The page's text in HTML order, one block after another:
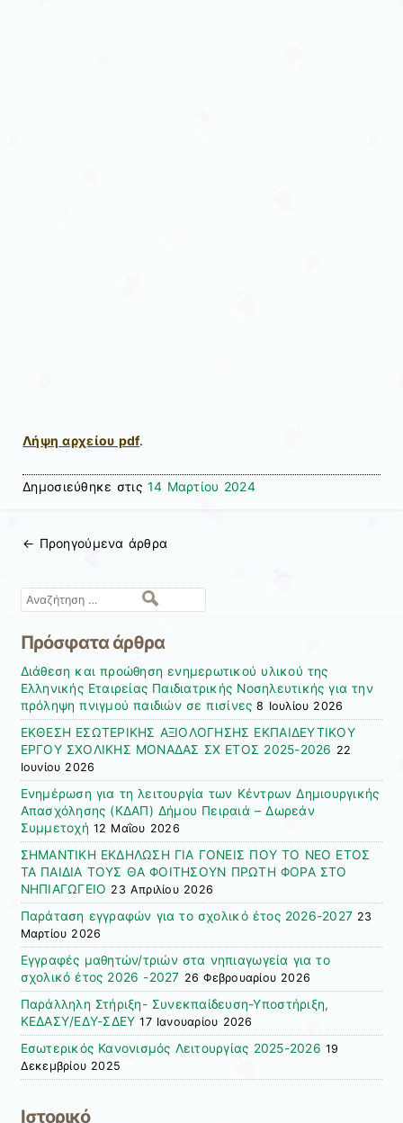
Λήψη αρχείου pdf.
Δημοσιεύθηκε στις 14 Μαρτίου 2024
Πλοήγηση άρθρων
← Προηγούμενα άρθρα
Αναζήτηση
Πρόσφατα άρθρα
Διάθεση και προώθηση ενημερωτικού υλικού της
Ελληνικής Εταιρείας Παιδιατρικής Νοσηλευτικής για την
πρόληψη πνιγμού παιδιών σε πισίνες 8 Ιουλίου 2026
ΕΚΘΕΣΗ ΕΣΩΤΕΡΙΚΗΣ ΑΞΙΟΛΟΓΗΣΗΣ ΕΚΠΑΙΔΕΥΤΙΚΟΥ
ΕΡΓΟΥ ΣΧΟΛΙΚΗΣ ΜΟΝΑΔΑΣ ΣΧ ΕΤΟΣ 2025-2026 22
Ιουνίου 2026
Ενημέρωση για τη λειτουργία των Κέντρων Δημιουργικής
Απασχόλησης (ΚΔΑΠ) Δήμου Πειραιά – Δωρεάν
Συμμετοχή 12 Μαΐου 2026
ΣΗΜΑΝΤΙΚΗ ΕΚΔΗΛΩΣΗ ΓΙΑ ΓΟΝΕΙΣ ΠΟΥ ΤΟ ΝΕΟ ΕΤΟΣ
ΤΑ ΠΑΙΔΙΑ ΤΟΥΣ ΘΑ ΦΟΙΤΗΣΟΥΝ ΠΡΩΤΗ ΦΟΡΑ ΣΤΟ
ΝΗΠΙΑΓΩΓΕΙΟ 23 Απριλίου 2026
Παράταση εγγραφών για το σχολικό έτος 2026-2027 23
Μαρτίου 2026
Εγγραφές μαθητών/τριών στα νηπιαγωγεία για το
σχολικό έτος 2026 -2027 26 Φεβρουαρίου 2026
Παράλληλη Στήριξη- Συνεκπαίδευση-Υποστήριξη,
ΚΕΔΑΣΥ/ΕΔΥ-ΣΔΕΥ 17 Ιανουαρίου 2026
Εσωτερικός Κανονισμός Λειτουργίας 2025-2026 19
Δεκεμβρίου 2025
Ιστορικό